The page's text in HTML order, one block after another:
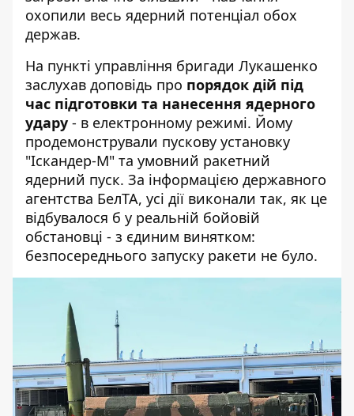
охопили весь ядерний потенціал обох
держав.
На пункті управління бригади Лукашенко
заслухав доповідь про порядок дій під
час підготовки та нанесення ядерного
удару - в електронному режимі. Йому
продемонстрували пускову установку
"Іскандер-М" та умовний ракетний
ядерний пуск. За інформацією державного
агентства БелТА, усі дії виконали так, як це
відбувалося б у реальній бойовій
обстановці - з єдиним винятком:
безпосереднього запуску ракети не було.